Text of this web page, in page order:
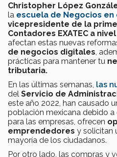
Christopher López
la escuela de Negocios
vicepresidente de la
Contadores EXATEC a
afectan estas nuevas
de negocios digitales ,
prácticas para mantener tu
tributaria.
En las últimas semanas, las
del Servicio de
este año 2022, han causado
población mexicana debido
para las empresas, ofrecen
emprendedores y solicitan
mayoría de los ciudadanos.
Por otro lado, las compras y